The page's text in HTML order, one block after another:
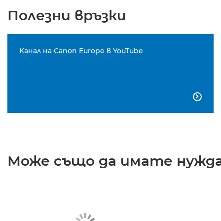
Полезни връзки
Канал на Canon Europe в YouTube

Може също да имате